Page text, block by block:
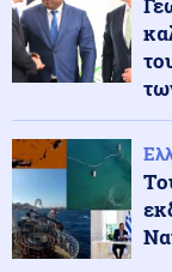
Μέση
Ιράν:
Κοινωνία
υλικών